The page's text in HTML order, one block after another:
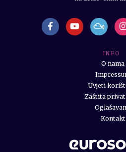
I N F O
O nama
Uvjeti
Zaštita
Kontakt